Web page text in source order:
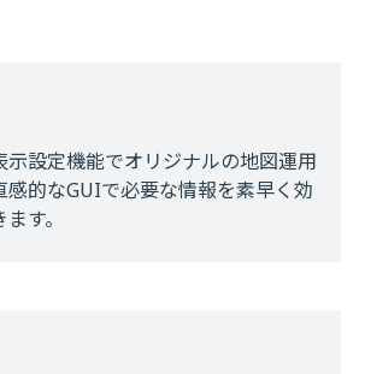
示設定機能でオリジナルの地図運用
感的なGUIで必要な情報を素早く効
す。